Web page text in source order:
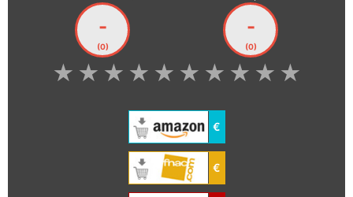
-
(0)
-
(0)
★
★
★
★
★
★
★
★
★
★
€
€